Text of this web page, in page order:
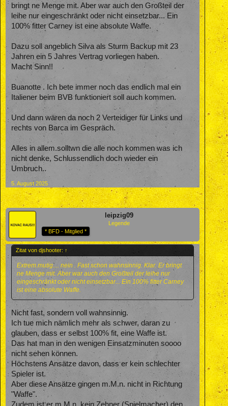
bringt ne Menge mit. Aber war auch den Großteil der
leihe nur eingeschränkt oder nicht einsetzbar... Ein
100% fitter Carney ist eine absolute Waffe.
Dazu soll angeblich Silva als Sturm Backup mit 23
Jahren ein 5 Jahres Vertrag vorliegen haben.
Macht Sinn!!
Buanotte . Ich bete immer noch das endlich mal ein
Italiener beim BVB funktioniert soll auch kommen.
Und dann wären da noch 2 Verteidiger für Links und
rechts von Barca im Gespräch.
Alles in allem.solltwn die alle noch kommen was ich
nicht denke, Schlussendlich doch wieder ein
Umbruch..
5. August 2025
leipzig09
Legende
* BFD - Mitglied *
Zitat von djshooter: ↑
Extrem.mutig.... nein . Fast schon wahnsinnig. Klar. Er bringt
ne Menge mit. Aber war auch den Großteil der leihe nur
eingeschränkt oder nicht einsetzbar... Ein 100% fitter Carney
ist eine absolute Waffe.
Nicht fast, sondern voll wahnsinnig.
Ich tue mich nämlich mehr als schwer, daran zu
glauben, dass er selbst 100% fit, eine Waffe ist.
Das hat man in den wenigen Einsatzminuten soooo
nicht sehen können.
Höchstens Ansätze davon, dass er kein schlechter
Spieler ist.
Aber diese Ansätze gingen m.M.n. nicht in Richtung
"Waffe".
Zudem ist er m.M.n. kein Zehner (Spielmacher) den